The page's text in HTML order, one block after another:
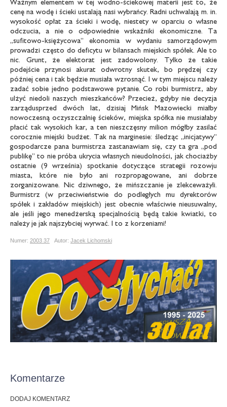
Ważnym elementem w tej wodno-ściekowej materii jest to, że
cenę na wodę i ścieki ustalają nasi wybrańcy. Radni uchwalają m. in.
wysokość opłat za ścieki i wodę, niestety w oparciu o własne
odczucia, a nie o odpowiednie wskaźniki ekonomiczne. Ta
„sufitowo-księżycowa” ekonomia w wydaniu samorządowym
prowadzi często do deficytu w bilansach miejskich spółek. Ale to
nic. Grunt, że elektorat jest zadowolony. Tylko że takie
podejście przynosi akurat odwrotny skutek, bo prędzej czy
później cena i tak będzie musiała wzrosnąć. I w tym miejscu należy
zadać sobie jedno podstawowe pytanie. Co robi burmistrz, aby
ulżyć niedoli naszych mieszkańców? Przecież, gdyby nie decyzja
zarządusprzed dwóch lat, dzisiaj Mińsk Mazowiecki miałby
nowoczesną oczyszczalnię ścieków, miejska spółka nie musiałaby
płacić tak wysokich kar, a ten nieszczęsny milion mógłby zasilać
corocznie miejski budżet. Tak na marginesie: śledząc „inicjatywy”
gospodarcze pana burmistrza zastanawiam się, czy ta gra „pod
publikę” to nie próba ukrycia własnych nieudolności, jak chociażby
ostatnie (9 września) spotkanie dotyczące strategii rozowju
miasta, które nie było ani rozpropagowane, ani dobrze
zorganizowane. Nic dziwnego, że mińszczanie je zlekceważyli.
Burmistrz (w przeciwieństwie do podległych mu dyrektorów
spółek i zakładów miejskich) jest obecnie właściwie nieusuwalny,
ale jeśli jego menedżerską specjalnością będą takie kwiatki, to
należy je jak najszybciej wyrwać. I to z korzeniami!
Numer: 2003 37 Autor: Jacek Lichomski
Komentarze
DODAJ KOMENTARZ